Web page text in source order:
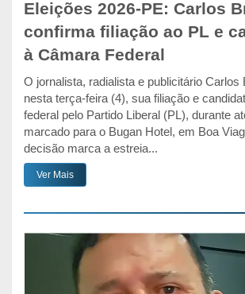
Eleições 2026-PE: Carlos
confirma filiação ao PL e
à Câmara Federal
O jornalista, radialista e publicitário Carlos
nesta terça-feira (4), sua filiação e
federal pelo Partido Liberal (PL), durante
marcado para o Bugan Hotel, em Boa
decisão marca a estreia...
Ver Mais